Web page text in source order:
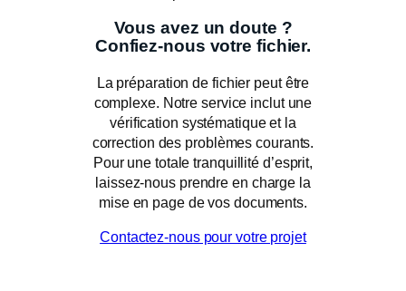
Vous avez un doute ?
Confiez-nous votre fichier.
La préparation de fichier peut être
complexe. Notre service inclut une
vérification systématique et la
correction des problèmes courants.
Pour une totale tranquillité d’esprit,
laissez-nous prendre en charge la
mise en page de vos documents.
Contactez-nous pour votre projet